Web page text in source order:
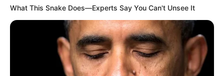
What This Snake Does—Experts Say You Can't Unsee It